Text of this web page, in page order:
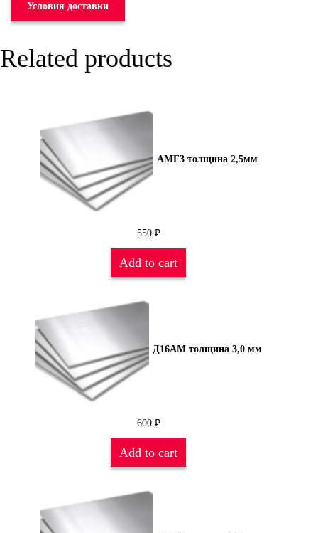
Условия доставки
Related products
АМГ3 толщина 2,5мм
550 ₽
Add to cart
Д16АМ толщина 3,0 мм
600 ₽
Add to cart